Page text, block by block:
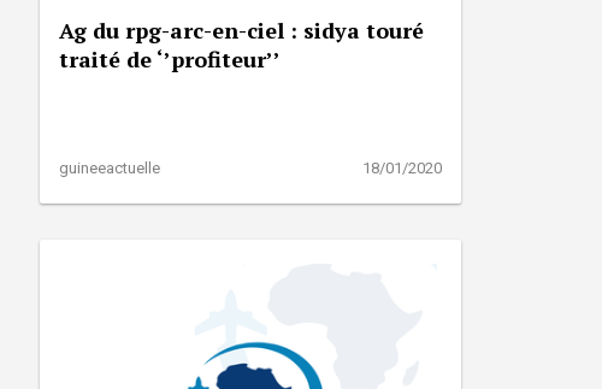
Ag du rpg-arc-en-ciel : sidya touré
traité de ‘’profiteur’’
guineeactuelle 18/01/2020